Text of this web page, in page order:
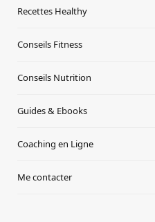
Recettes Healthy
Conseils Fitness
Conseils Nutrition
Guides & Ebooks
Coaching en Ligne
Me contacter